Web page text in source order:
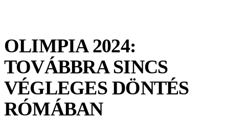
OLIMPIA 2024:
TOVÁBBRA SINCS
VÉGLEGES DÖNTÉS
RÓMÁBAN